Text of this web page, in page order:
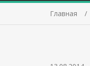
Главная